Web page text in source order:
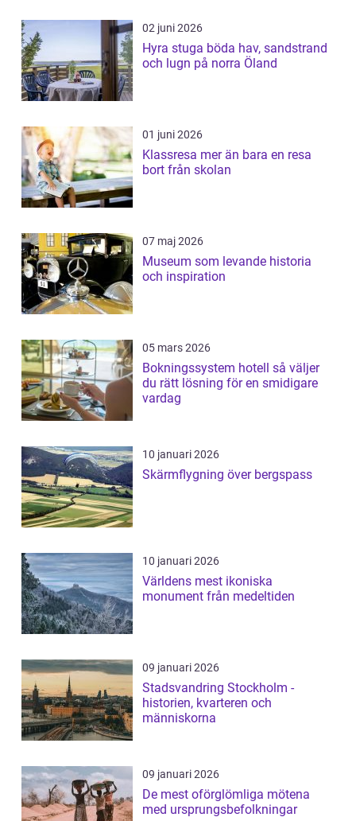
02 juni 2026
Hyra stuga böda hav, sandstrand
och lugn på norra Öland
01 juni 2026
Klassresa mer än bara en resa
bort från skolan
07 maj 2026
Museum som levande historia
och inspiration
05 mars 2026
Bokningssystem hotell så väljer
du rätt lösning för en smidigare
vardag
10 januari 2026
Skärmflygning över bergspass
10 januari 2026
Världens mest ikoniska
monument från medeltiden
09 januari 2026
Stadsvandring Stockholm -
historien, kvarteren och
människorna
09 januari 2026
De mest oförglömliga mötena
med ursprungsbefolkningar